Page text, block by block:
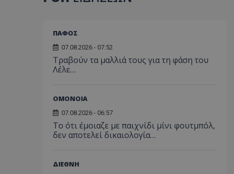
ΠΑΦΟΣ
07.08.2026 - 07:52
Τραβούν τα μαλλιά τους για τη φάση του
Λέλε…
ΟΜΟΝΟΙΑ
07.08.2026 - 06:57
Το ότι έμοιαζε με παιχνίδι μίνι φουτμπόλ,
δεν αποτελεί δικαιολογία…
ΔΙΕΘΝΗ